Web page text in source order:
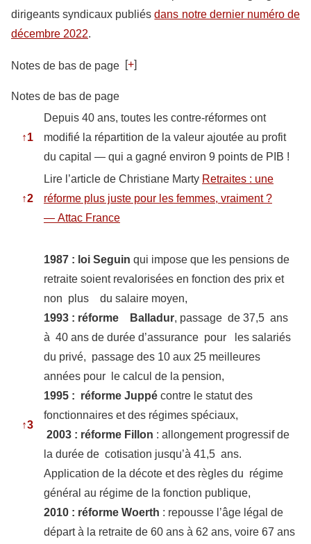
dirigeants syndicaux publiésdans notre dernier numéro de
décembre 2022.
Notes de bas de page [+]
Notes de bas de page
↑1
Depuis 40 ans, toutes les contre-réformes ont
modifié la répartition de la valeur ajoutée au profit
du capital — qui a gagné environ 9 points de PIB !
↑2
Lire l’article de Christiane Marty Retraites : une
réforme plus juste pour les femmes, vraiment ?
— Attac France
↑3
1987 : loi Seguin qui impose que les pensions de
retraite soient revalorisées en fonction des prix et
non plus du salaire moyen,
1993 : réforme Balladur, passage de 37,5 ans
à 40 ans de durée d’assurance pour les salariés
du privé, passage des 10 aux 25 meilleures
années pour le calcul de la pension,
1995 : réforme Juppé contre le statut des
fonctionnaires et des régimes spéciaux,
2003 : réforme Fillon : allongement progressif de
la durée de cotisation jusqu’à 41,5 ans.
Application de la décote et des règles du régime
général au régime de la fonction publique,
2010 : réforme Woerth : repousse l’âge légal de
départ à la retraite de 60 ans à 62 ans, voire 67 ans